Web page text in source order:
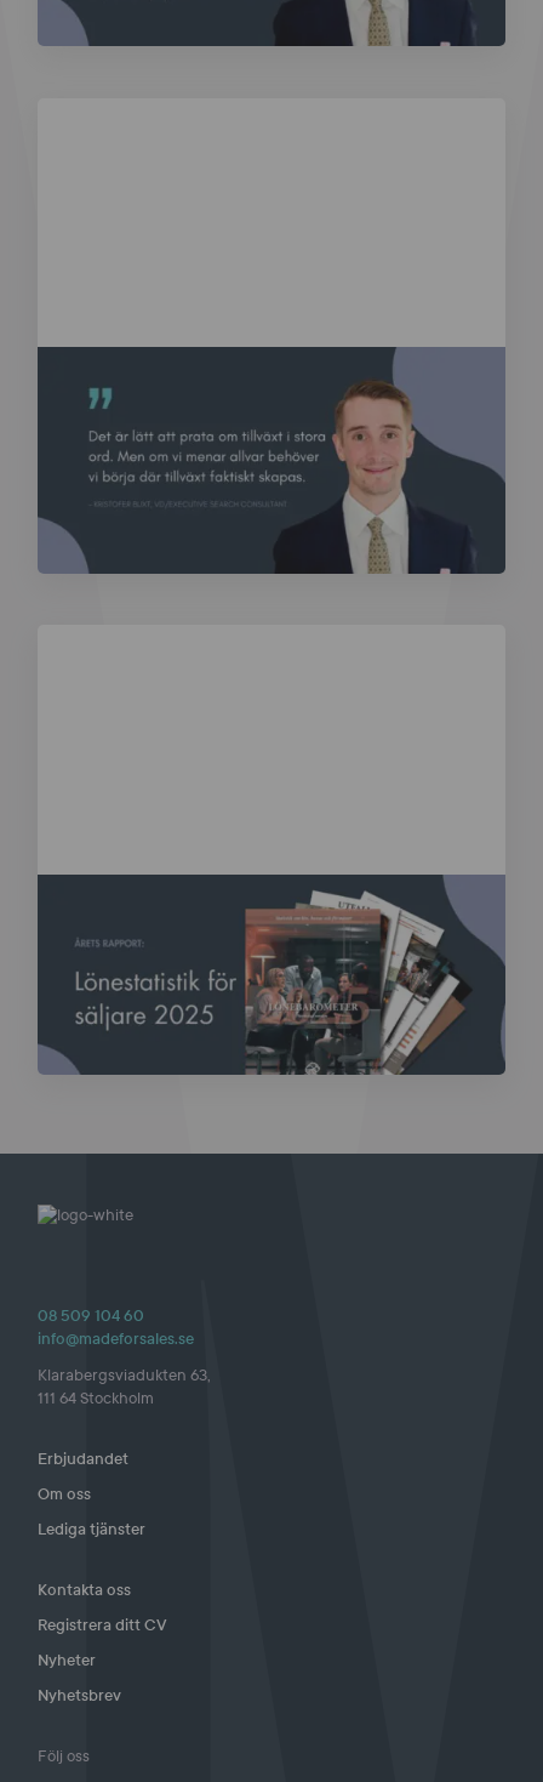
Ändå är det ofta...
Blogg
Den bortglömda tillväxtfaktorn – varför så få företag
har en strategi för säljkompetens
Tillväxt diskuteras ständigt i ledningsgrupper och
styrelserum. Digitalisering, expansion och
internationalisering. Men en avgörande...
Lönestatistik för säljare 2025
Hur ser löneutvecklingen egentligen ut för personer som
jobbar med försäljning i Sverige? Vilka branscher sticker
ut, och hur har lågk...
08 509 104 60
info@madeforsales.se
Klarabergsviadukten 63,
111 64 Stockholm
Erbjudandet
Om oss
Lediga tjänster
Kontakta oss
Registrera ditt CV
Nyheter
Nyhetsbrev
Följ oss